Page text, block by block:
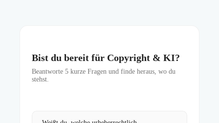
Bist du bereit für Copyright & KI?
Beantworte 5 kurze Fragen und finde heraus, wo du
stehst.